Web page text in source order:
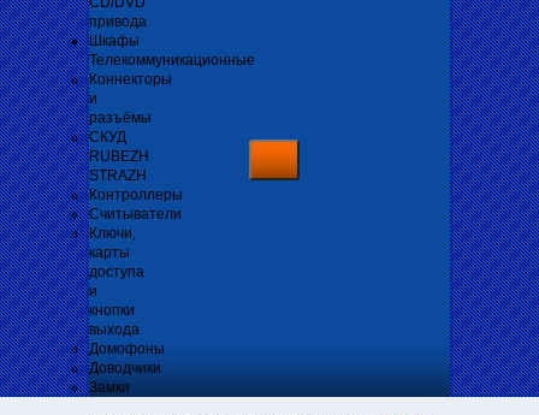
привода
Шкафы
Телекоммуникационные
Коннекторы
и
разъёмы
СКУД
RUBEZH
STRAZH
Контроллеры
Считыватели
Ключи,
карты
доступа
и
кнопки
выхода
Домофоны
Доводчики
Замки